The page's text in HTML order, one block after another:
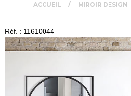
ACCUEIL MIROIR DESIGN
Réf. : 11610044